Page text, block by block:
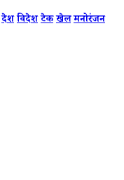
देशविदेशटेकखेलमनोरंजन